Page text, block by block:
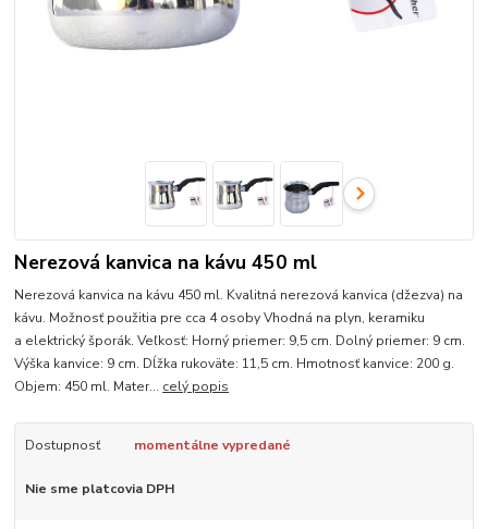
Nerezová kanvica na kávu 450 ml
Nerezová kanvica na kávu 450 ml. Kvalitná nerezová kanvica (džezva) na
kávu. Možnosť použitia pre cca 4 osoby Vhodná na plyn, keramiku
a elektrický šporák. Veľkosť: Horný priemer: 9,5 cm. Dolný priemer: 9 cm.
Výška kanvice: 9 cm. Dĺžka rukoväte: 11,5 cm. Hmotnosť kanvice: 200 g.
Objem: 450 ml. Mater... celý popis
Dostupnosť momentálne vypredané
Nie sme platcovia DPH